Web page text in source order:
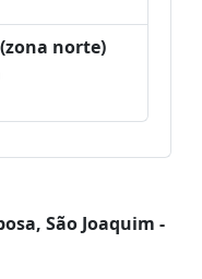
norte)
São Joaquim -